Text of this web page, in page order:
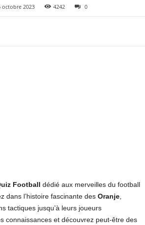
octobre 2023 4242 0
Football dédié aux merveilles du football
dans l’histoire fascinante des Oranje
tactiques jusqu’à leurs joueurs
connaissances et découvrez peut-être des